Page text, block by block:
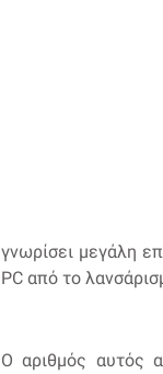
γνωρίσει μεγάλη
PC από το
Ο αριθμός αυτός